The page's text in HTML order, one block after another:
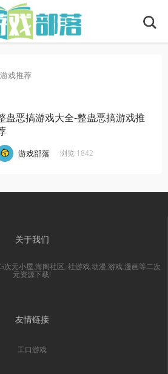
戏推荐
蛊恶搞游戏大全-整蛊恶搞游戏推
游戏部落 浏览 1842
关于我们
次元小屋,海阁社区,i社游戏,动漫,游戏,漫画等二次
元资源下载!
友情链接
工口游戏